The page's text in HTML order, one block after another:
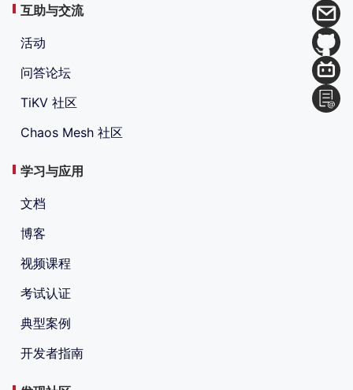
互助与交流
活动
问答论坛
TiKV 社区
Chaos Mesh 社区
学习与应用
文档
博客
视频课程
考试认证
典型案例
开发者指南